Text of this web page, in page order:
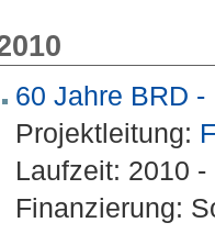
60 Jahre BRD
Projektleitung:
Laufzeit: 2010
Finanzierung: